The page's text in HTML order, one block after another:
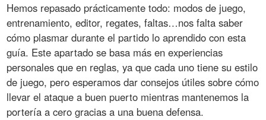
Hemos repasado prácticamente todo: modos de juego,
entrenamiento, editor, regates, faltas…nos falta saber
cómo plasmar durante el partido lo aprendido con esta
guía. Este apartado se basa más en experiencias
personales que en reglas, ya que cada uno tiene su estilo
de juego, pero esperamos dar consejos útiles sobre cómo
llevar el ataque a buen puerto mientras mantenemos la
portería a cero gracias a una buena defensa.